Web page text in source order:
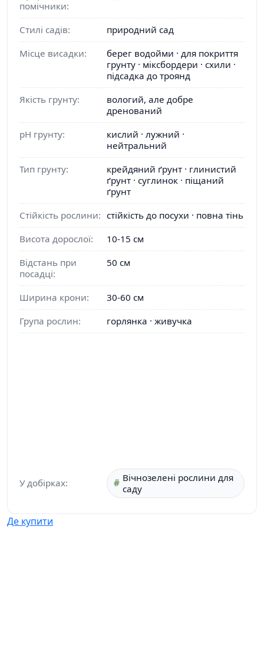
помічники:
Стилі садів:
природний сад
Місце висадки:
берег водойми · для покриття
грунту · міксбордери · схили ·
підсадка до троянд
Якість грунту:
вологий, але добре
дренований
pH грунту:
кислий · лужний ·
нейтральний
Тип грунту:
крейдяний ґрунт · глинистий
ґрунт · суглинок · піщаний
ґрунт
Стійкість рослини: стійкість до посухи · повна тінь
Висота дорослої:
10-15 см
Відстань при
посадці:
50 см
Ширина крони:
30-60 см
Група рослин:
горлянка · живучка
У добірках:
Вічнозелені рослини для
саду
Де купити